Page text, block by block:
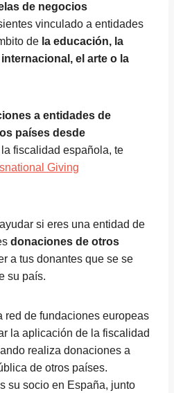
de negocios
vinculado a entidades
de la educación, la
el arte o la
a entidades de
países desde
fiscalidad española, te
Giving
si eres una entidad de
donaciones de otros
a tus donantes que se se
su país.
red de fundaciones europeas
la aplicación de la fiscalidad
realiza donaciones a
de otros países.
su socio en España, junto